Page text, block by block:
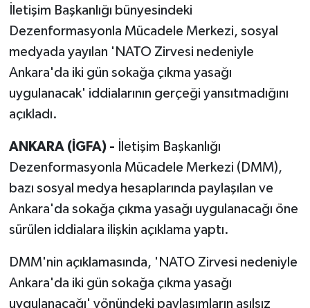
İletişim Başkanlığı bünyesindeki
Dezenformasyonla Mücadele Merkezi, sosyal
medyada yayılan 'NATO Zirvesi nedeniyle
Ankara'da iki gün sokağa çıkma yasağı
uygulanacak' iddialarının gerçeği yansıtmadığını
açıkladı.
ANKARA (İGFA) -
İletişim Başkanlığı
Dezenformasyonla Mücadele Merkezi (DMM),
bazı sosyal medya hesaplarında paylaşılan ve
Ankara'da sokağa çıkma yasağı uygulanacağı öne
sürülen iddialara ilişkin açıklama yaptı.
DMM'nin açıklamasında, 'NATO Zirvesi nedeniyle
Ankara'da iki gün sokağa çıkma yasağı
uygulanacağı' yönündeki paylaşımların asılsız